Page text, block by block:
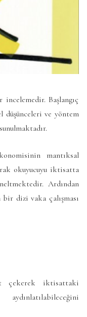
Başlangıç
düşünceleri ve yöntem
mantıksal
okuyucuyu iktisatta
Ardından
dizi vaka çalışması
çekerek iktisattaki